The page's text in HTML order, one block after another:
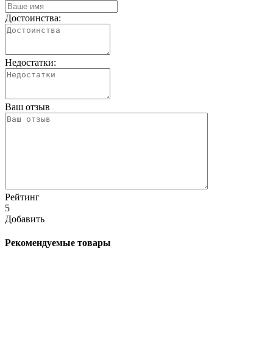
Достоинства:
Недостатки:
Ваш отзыв
Рейтинг
5
Добавить
Рекомендуемые товары